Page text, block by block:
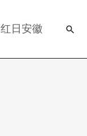
红日安徽
搜